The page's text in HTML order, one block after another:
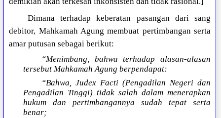
Dimana terhadap keberatan pasangan dari sang
debitor, Mahkamah Agung membuat pertimbangan serta
amar putusan sebagai berikut:
“Menimbang, bahwa terhadap alasan-alasan
tersebut Mahkamah Agung berpendapat:
“Bahwa, Judex Facti (Pengadilan Negeri dan
Pengadilan Tinggi) tidak salah dalam menerapkan
hukum dan pertimbangannya sudah tepat serta
benar;